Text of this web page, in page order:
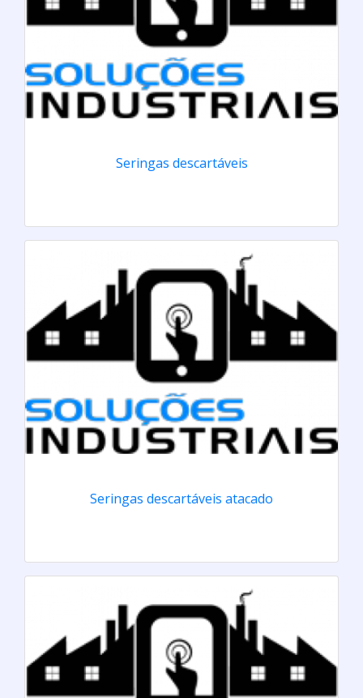
Seringas descartáveis
Seringas descartáveis atacado